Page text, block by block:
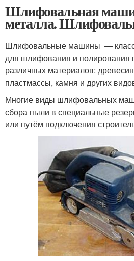
Шлифовальная
металла.
Шлифовальные машины — класс
для шлифования и полирования
различных материалов:
пластмассы, камня и других
Многие виды шлифовальных
сбора пыли в специальные
или путём подключения